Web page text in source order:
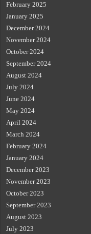
February 2025
January 2025
December 2024
November 2024
October 2024
September 2024
August 2024
July 2024
June 2024
May 2024
April 2024
March 2024
February 2024
January 2024
December 2023
November 2023
October 2023
September 2023
August 2023
July 2023